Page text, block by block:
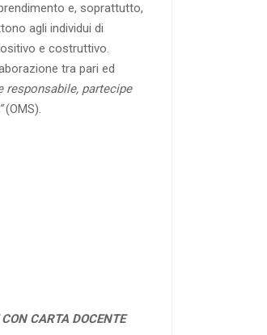
e, soprattutto,
agli individui di
e costruttivo.
tra pari ed
responsabile, partecipe
(OMS).
CARTA DOCENTE